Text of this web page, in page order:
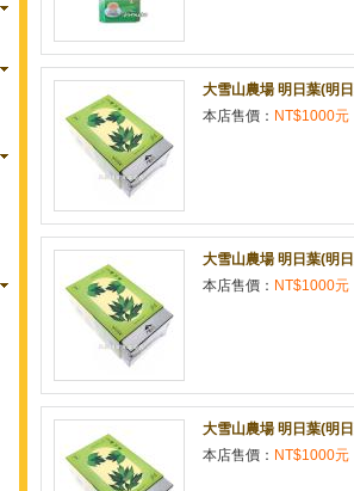
大雪山農場 明日葉(明
本店售價： NT$1000元
大雪山農場 明日葉(明
本店售價： NT$1000元
大雪山農場 明日葉(明
本店售價： NT$1000元